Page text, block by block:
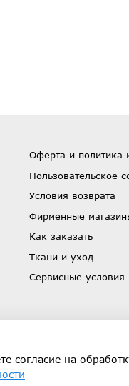
Оферта и политика
Пользовательское
Условия возврата
Фирменные
Как заказать
Ткани и уход
Сервисные условия
согласие на